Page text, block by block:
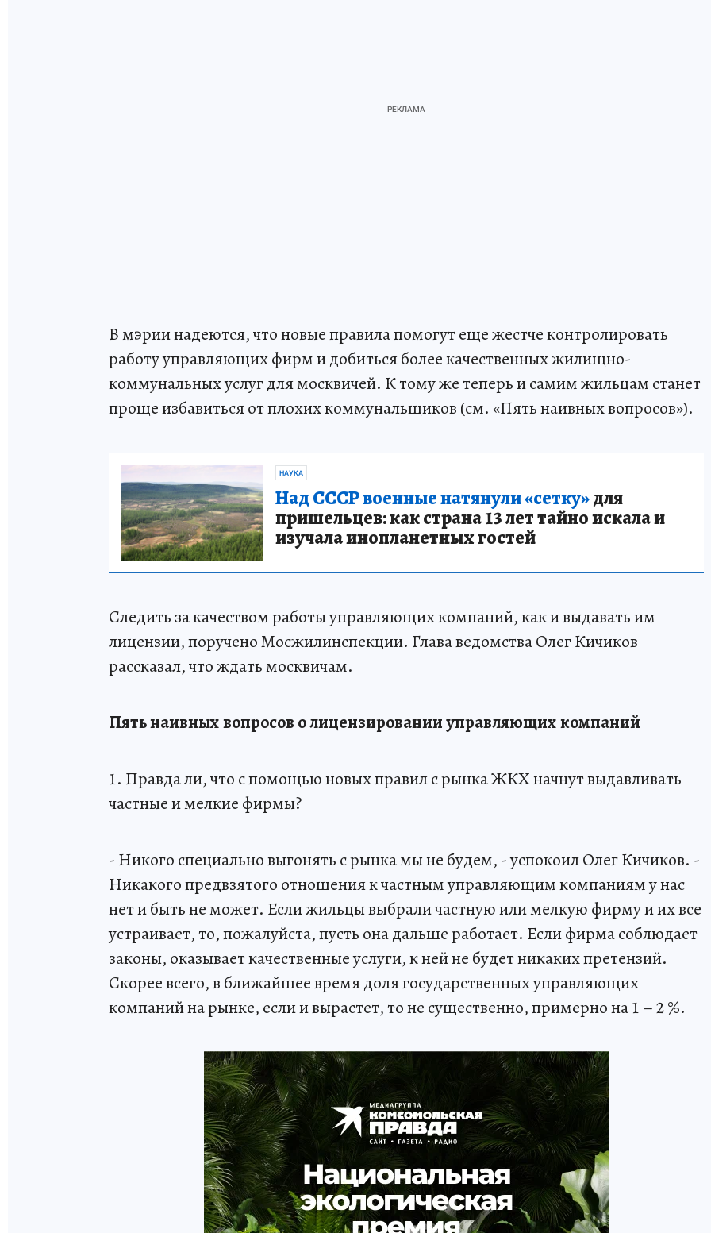
В мэрии надеются, что новые правила помогут еще жестче контролировать
работу управляющих фирм и добиться более качественных жилищно-
коммунальных услуг для москвичей. К тому же теперь и самим жильцам станет
проще избавиться от плохих коммунальщиков (см. «Пять наивных вопросов»).
НАУКА
Над СССР военные натянули «сетку»для
пришельцев: как страна 13 лет тайно искала и
изучала инопланетных гостей
Следить за качеством работы управляющих компаний, как и выдавать им
лицензии, поручено Мосжилинспекции. Глава ведомства Олег Кичиков
рассказал, что ждать москвичам.
Пять наивных вопросов о лицензировании управляющих компаний
1. Правда ли, что с помощью новых правил с рынка ЖКХ начнут выдавливать
частные и мелкие фирмы?
- Никого специально выгонять с рынка мы не будем, - успокоил Олег Кичиков. -
Никакого предвзятого отношения к частным управляющим компаниям у нас
нет и быть не может. Если жильцы выбрали частную или мелкую фирму и их все
устраивает, то, пожалуйста, пусть она дальше работает. Если фирма соблюдает
законы, оказывает качественные услуги, к ней не будет никаких претензий.
Скорее всего, в ближайшее время доля государственных управляющих
компаний на рынке, если и вырастет, то не существенно, примерно на 1 – 2 %.